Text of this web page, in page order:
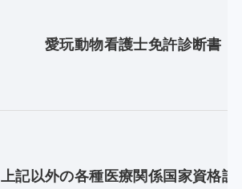
愛玩動物看護士免許診断書
上記以外の各種医療関係国家資格診